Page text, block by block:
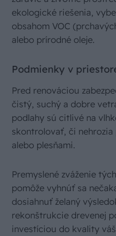
ekologické riešenia,
obsahom VOC
alebo prírodné oleje.
Podmienky v
Pred renováciou
čistý, suchý a dobre
podlahy sú citlivé na
skontrolovať, či
alebo plesňami.
Premyslené zváženie
pomôže vyhnúť sa
dosiahnuť želaný
rekonštrukcie drevenej
investíciou do kvality